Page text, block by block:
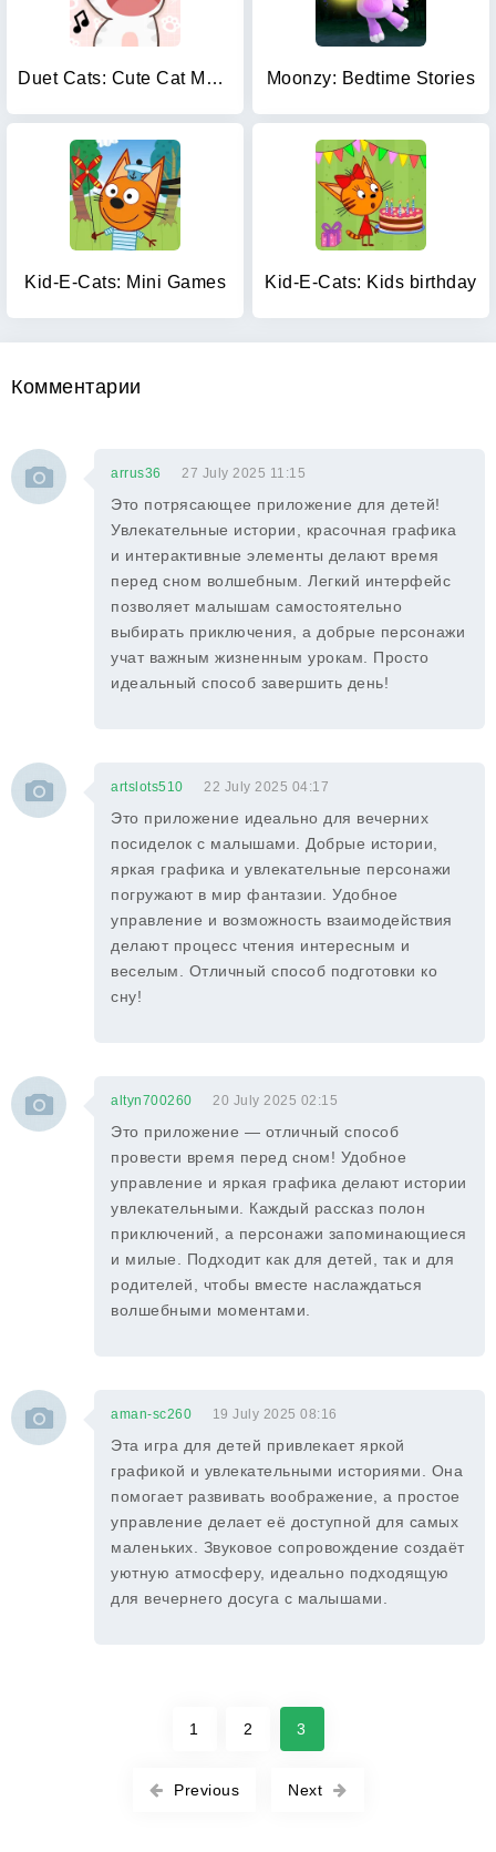
Duet Cats: Cute Cat Music Moonzy: Bedtime Stories
Kid-E-Cats: Mini Games Kid-E-Cats: Kids birthday
Комментарии
arrus36 27 July 2025 11:15
Это потрясающее приложение для детей!
Увлекательные истории, красочная графика
и интерактивные элементы делают время
перед сном волшебным. Легкий интерфейс
позволяет малышам самостоятельно
выбирать приключения, а добрые персонажи
учат важным жизненным урокам. Просто
идеальный способ завершить день!
artslots510 22 July 2025 04:17
Это приложение идеально для вечерних
посиделок с малышами. Добрые истории,
яркая графика и увлекательные персонажи
погружают в мир фантазии. Удобное
управление и возможность взаимодействия
делают процесс чтения интересным и
веселым. Отличный способ подготовки ко
сну!
altyn700260 20 July 2025 02:15
Это приложение — отличный способ
провести время перед сном! Удобное
управление и яркая графика делают истории
увлекательными. Каждый рассказ полон
приключений, а персонажи запоминающиеся
и милые. Подходит как для детей, так и для
родителей, чтобы вместе наслаждаться
волшебными моментами.
aman-sc260 19 July 2025 08:16
Эта игра для детей привлекает яркой
графикой и увлекательными историями. Она
помогает развивать воображение, а простое
управление делает её доступной для самых
маленьких. Звуковое сопровождение создаёт
уютную атмосферу, идеально подходящую
для вечернего досуга с малышами.
Previous
1 2 3
Next